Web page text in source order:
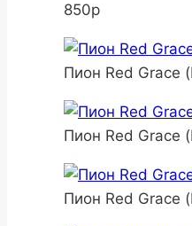
850р
Пион Red Grace
Пион Red Grace
Пион Red Grace